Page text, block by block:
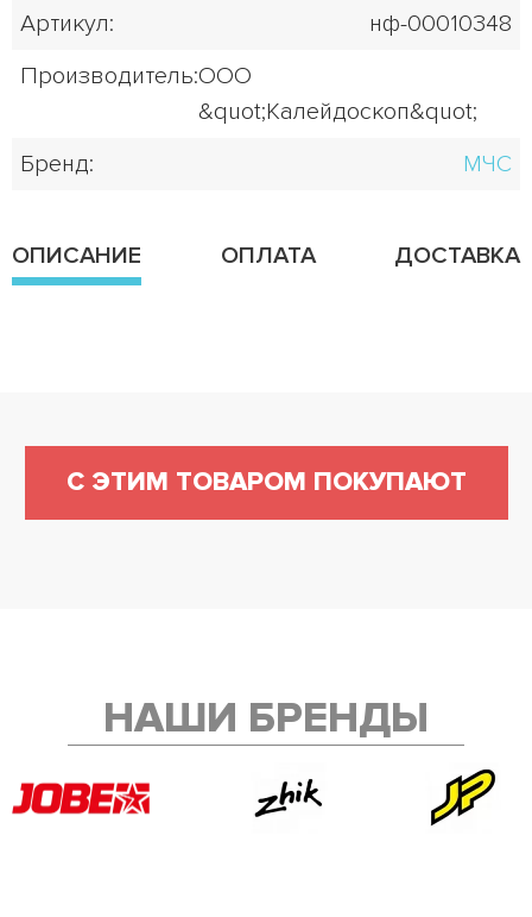
Артикул:
нф-00010348
Производитель:ООО
&quot;Калейдоскоп&quot;
Бренд:
МЧС
ОПИСАНИЕ ОПЛАТА ДОСТАВКА
С ЭТИМ ТОВАРОМ ПОКУПАЮТ
НАШИ БРЕНДЫ